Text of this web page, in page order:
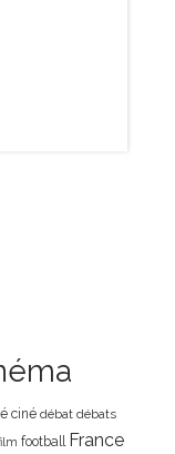
ciné débat débats
football France